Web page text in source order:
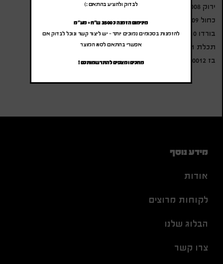
ירוק 30008
כחול 30009
בורדו 30010
תכלת 30011
בז 30012'
מידע נוסף
אודות
לקוחות מרוצים
הבלוג שלנו
צרו קשר
לבדוק ולהציע בהתאם :)
מינימום הזמנה כ 3500 ש"ח + מע"מ
להזמנות בסכומים נמוכים יותר – יש ליצור קשר ונוכל לבדוק אם
אפשרי בהתאם לסוג המוצר
מחכים ומצפים להתרשמותכם !